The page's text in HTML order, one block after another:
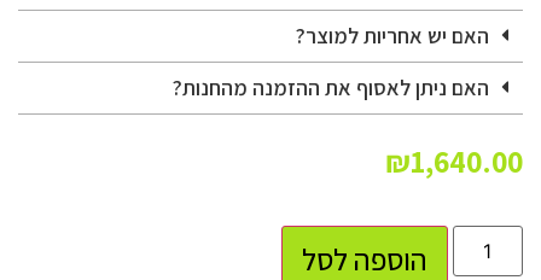
האם יש אחריות למוצר?
האם ניתן לאסוף את ההזמנה מהחנות?
₪1,640.00
הוספה לסל